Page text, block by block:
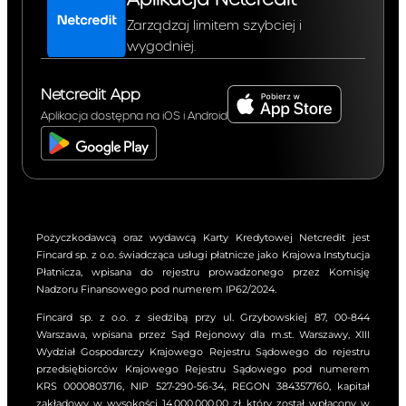
Dzienna kwota odsetek liczona
od kwoty udzielonego Limitu
Od kwoty wykorzystanego
Limitu Kredytowego
korzystanie z Limitu
kapitałowe naliczane są w
maksymalnej wysokości
odsetek kapitałowych
określonych w art. 359§2(1)
Kodeksu Cywilnego, tj. w
wysokości dwukrotności
wysokości odsetek
ustawowych. Na dzień zawarcia
Umowy wysokość odsetek
Zarządzaj limitem szybciej i
wygodniej.
Netcredit App
Aplikacja dostępna na iOS i Android
Pożyczkodawcą oraz wydawcą Karty Kredytowej Netcredit jest
Fincard sp. z o.o. świadcząca usługi płatnicze jako Krajowa Instytucja
Płatnicza, wpisana do rejestru prowadzonego przez Komisję
Nadzoru Finansowego pod numerem IP62/2024.
Fincard sp. z o.o. z siedzibą przy ul. Grzybowskiej 87, 00-844
Warszawa, wpisana przez Sąd Rejonowy dla m.st. Warszawy, XIII
Wydział Gospodarczy Krajowego Rejestru Sądowego do rejestru
przedsiębiorców Krajowego Rejestru Sądowego pod numerem
KRS 0000803716, NIP 527-290-56-34, REGON 384357760, kapitał